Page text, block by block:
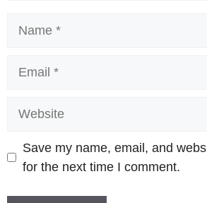
Save my name, email, and
for the next time I comment.